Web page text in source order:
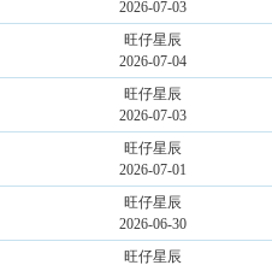
2026-07-03
旺仔星辰
2026-07-04
旺仔星辰
2026-07-03
旺仔星辰
2026-07-01
旺仔星辰
2026-06-30
旺仔星辰